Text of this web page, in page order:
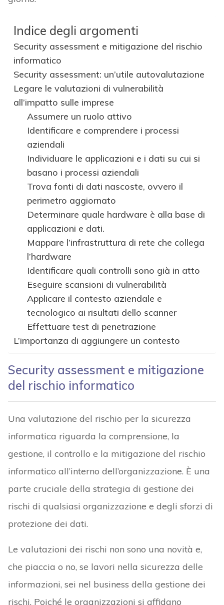
Indice degli argomenti
Security assessment e mitigazione del rischio
informatico
Security assessment: un’utile autovalutazione
Legare le valutazioni di vulnerabilità
all’impatto sulle imprese
Assumere un ruolo attivo
Identificare e comprendere i processi
aziendali
Individuare le applicazioni e i dati su cui si
basano i processi aziendali
Trova fonti di dati nascoste, ovvero il
perimetro aggiornato
Determinare quale hardware è alla base di
applicazioni e dati.
Mappare l’infrastruttura di rete che collega
l’hardware
Identificare quali controlli sono già in atto
Eseguire scansioni di vulnerabilità
Applicare il contesto aziendale e
tecnologico ai risultati dello scanner
Effettuare test di penetrazione
L’importanza di aggiungere un contesto
Security assessment e mitigazione
del rischio informatico
Una valutazione del rischio per la sicurezza
informatica riguarda la comprensione, la
gestione, il controllo e la mitigazione del rischio
informatico all’interno dell’organizzazione. È una
parte cruciale della strategia di gestione dei
rischi di qualsiasi organizzazione e degli sforzi di
protezione dei dati.
Le valutazioni dei rischi non sono una novità e,
che piaccia o no, se lavori nella sicurezza delle
informazioni, sei nel business della gestione dei
rischi. Poiché le organizzazioni si affidano